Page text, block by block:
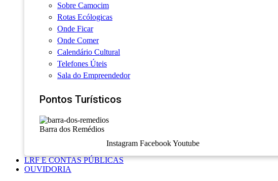
Sobre Camocim
Rotas Ecólogicas
Onde Ficar
Onde Comer
Calendário Cultural
Telefones Úteis
Sala do Empreendedor
Pontos Turísticos
Barra dos Remédios
Instagram FacebookYoutube
LRF E CONTAS PÚBLICAS
OUVIDORIA